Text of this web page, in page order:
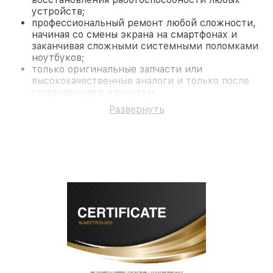
устройств;
профессиональный ремонт любой сложности,
начиная со смены экрана на смартфонах и
заканчивая сложными системными поломками
ноутбуков;
только оригинальные запчасти или
высококачественные аналоги и только после
согласования с клиентом.
На все работы и замененные комплектующие
предоставляется длительная гарантия. В случае
современное оборудование и
лицензированное ПО в ремонтно-
диагностических мастерских;
собственный склад комплектующих, что
позволяет сократить сроки
Развернуть